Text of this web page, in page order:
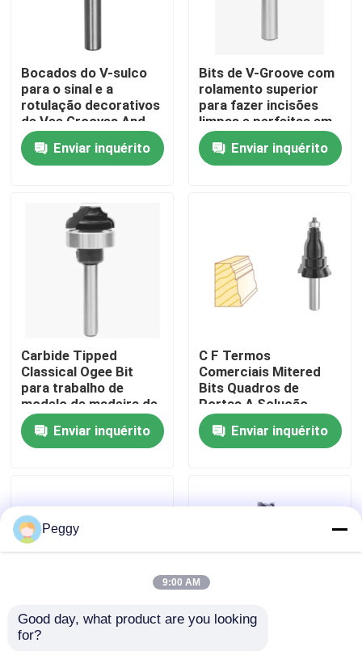
Produtos
Excursão da fábrica
Controle da qualidade
Contacte-nos
Bocado reto do router
Bocado do router do perfil
Bit do roteador comum
Bocados do V-sulco
para o sinal e a
rotulação decorativos
de Vee Grooves And
Chamfering For
Enviar inquérito
Bits de V-Groove com
rolamento superior
para fazer incisões
limpas e perfeitas em
painéis
Enviar inquérito
Carbide Tipped
Classical Ogee Bit
para trabalho de
modelo de madeira de
rolamento superior
Enviar inquérito
C F Termos
Comerciais Mitered
Bits Quadros de
Portas A Solução
Ultimate para
Espelhos Quadros
Mouldings Coroa
Enviar inquérito
Bits de moldagem
Peggy
9:00 AM
Good day, what product are you looking
for?